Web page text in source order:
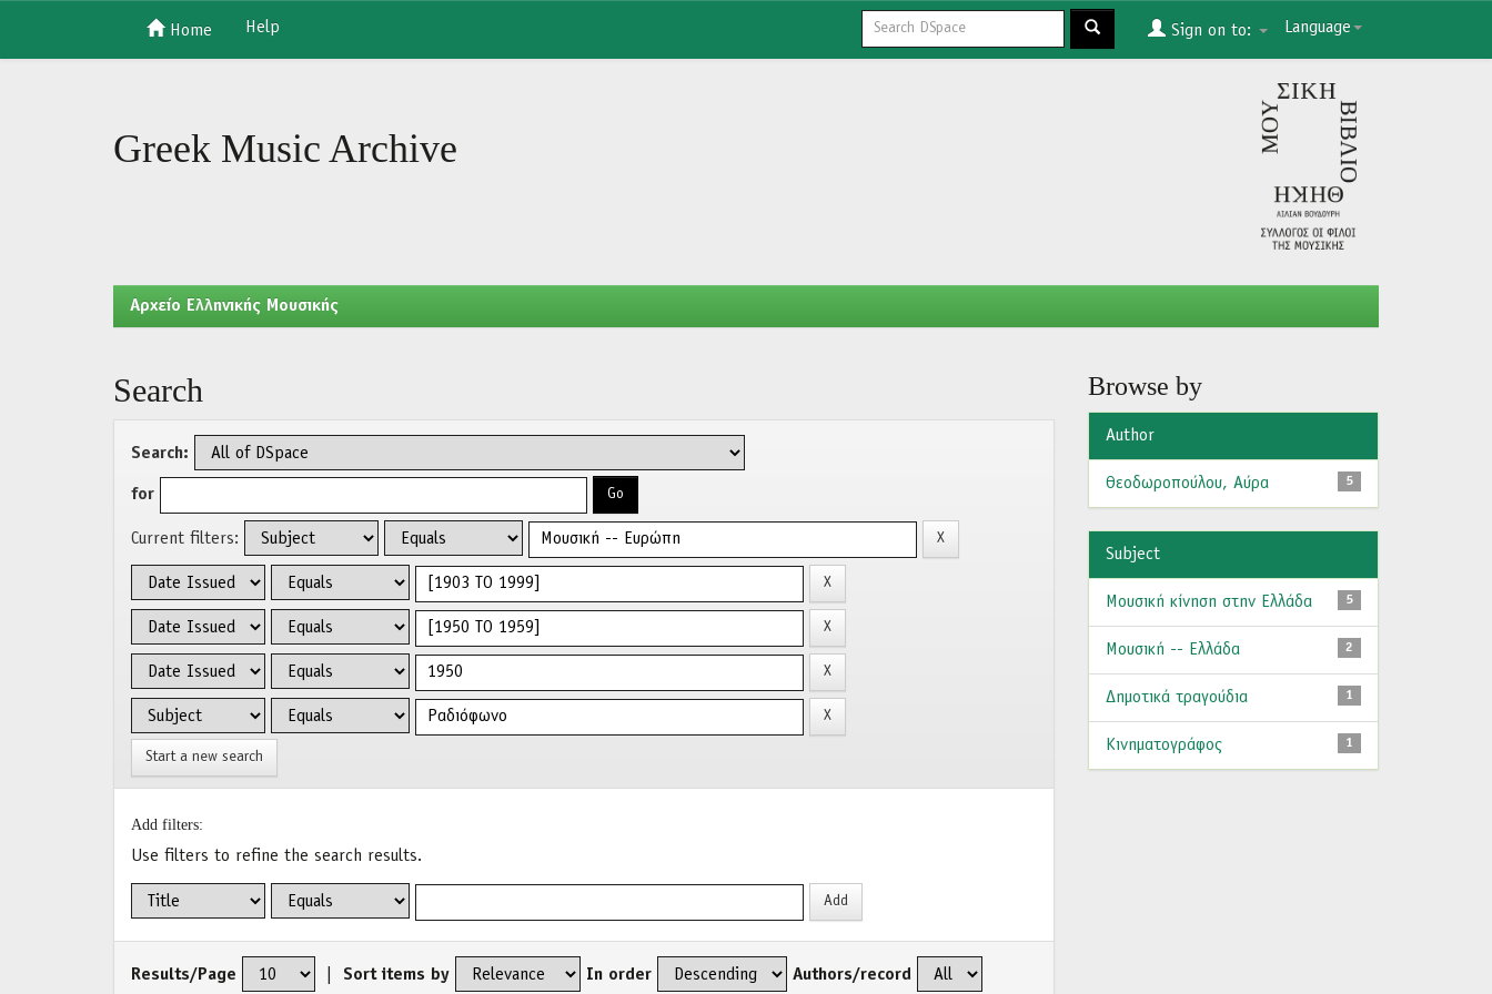
Home Help Language
Sign on to:
Greek Music Archive
Aρχείο Ελληνικής Μουσικής
Search
Search:
for
Current filters:
Start a new search
Add filters:
Use filters to refine the search results.
Results/Page Sort items by In order Authors/record
Browse by
Author
5
Θεοδωροπούλου, Αύρα
Subject
5
Μουσική κίνηση στην Ελλάδα
2
Μουσική -- Ελλάδα
1
Δημοτικά τραγούδια
1
Κινηματογράφος